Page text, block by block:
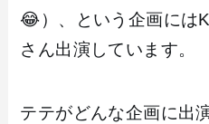
😂）、という企画には
さん出演しています。
テテがどんな企画に出